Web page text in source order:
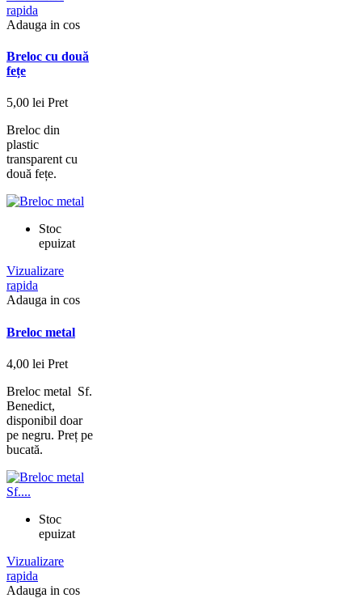
rapida
Adauga in cos
Breloc cu două
fețe
5,00 lei Pret
Breloc din
plastic
transparent cu
două fețe.
Stoc
epuizat
Vizualizare
rapida
Adauga in cos
Breloc metal
4,00 lei Pret
Breloc metal Sf.
Benedict,
disponibil doar
pe negru. Preț pe
bucată.
Stoc
epuizat
Vizualizare
rapida
Adauga in cos